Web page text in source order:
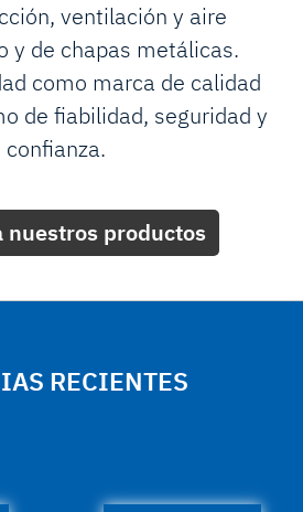
ventilación y aire
y de chapas metálicas.
como marca de calidad
de fiabilidad, seguridad y
confianza.
nuestros productos
RECIENTES